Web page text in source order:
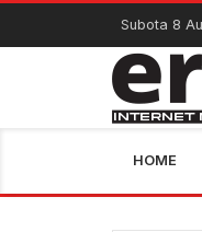
Skip
content
Subota 8
HOME